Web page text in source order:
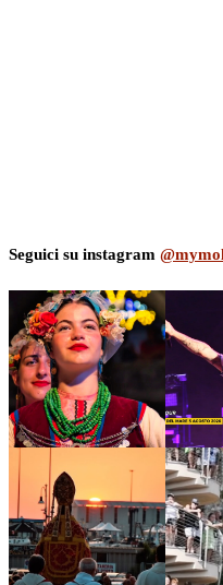
Seguici su instagram